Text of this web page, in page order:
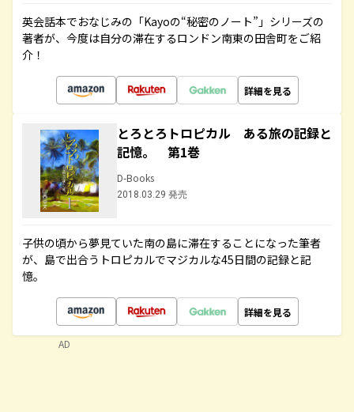
英会話本でおなじみの「Kayoの“秘密のノート”」シリーズの
著者が、今度は自分の滞在するロンドン南東の田舎町をご紹
介！
詳細を見る
とろとろトロピカル ある旅の記録と
記憶。 第1巻
D-Books
2018.03.29 発売
子供の頃から夢見ていた南の島に滞在することになった筆者
が、島で出合うトロピカルでマジカルな45日間の記録と記
憶。
詳細を見る
AD